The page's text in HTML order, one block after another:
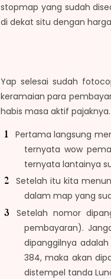
stopmap yang sudah
di dekat situ dengan
Yap selesai sudah
keramaian para
habis masa aktif
Pertama langsung
ternyata wow
ternyata lantainya
Setelah itu kita
dalam map yang
Setelah nomor
pembayaran).
dipanggilnya
384, maka akan
distempel tanda